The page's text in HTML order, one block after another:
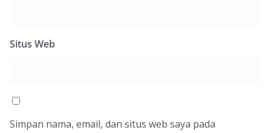
Situs Web
Simpan nama, email, dan situs web saya pada